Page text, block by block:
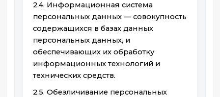
2.4. Информационная система
персональных данных — совокупность
содержащихся в базах данных
персональных данных, и
обеспечивающих их обработку
информационных технологий и
технических средств.
2.5. Обезличивание персональных